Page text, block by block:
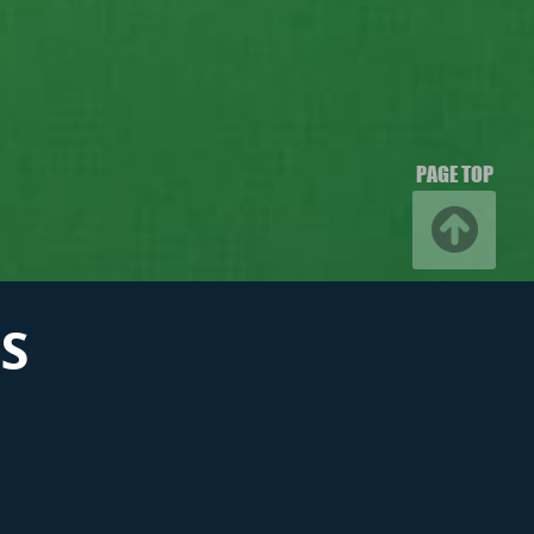
PAGE TOP